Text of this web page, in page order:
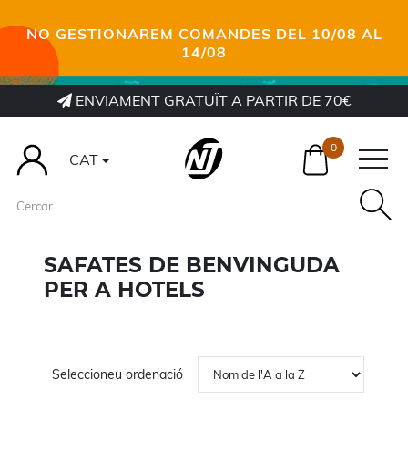
NO GESTIONAREM COMANDES DEL 10/08 AL
14/08
ENVIAMENT GRATUÏT A PARTIR DE 70€
CAT
0
SAFATES DE BENVINGUDA
PER A HOTELS
Seleccioneu ordenació